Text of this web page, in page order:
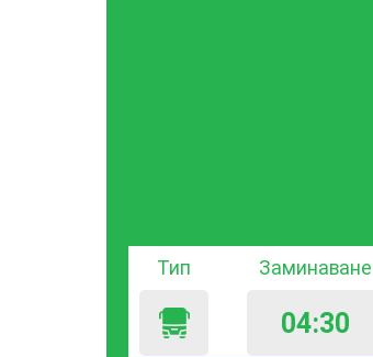
Тип Заминаване
04:30